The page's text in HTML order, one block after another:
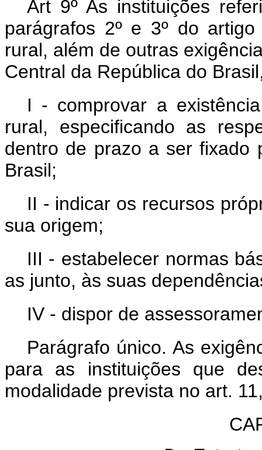
Art 9º As instituições
parágrafos 2º e 3º do
rural, além de outras
Central da República do
I - comprovar a
rural, especificando as
dentro de prazo a ser fixado
Brasil;
II - indicar os recursos
sua origem;
III - estabelecer normas
as junto, às suas
IV - dispor de
Parágrafo único. As
para as instituições que
modalidade prevista no art.